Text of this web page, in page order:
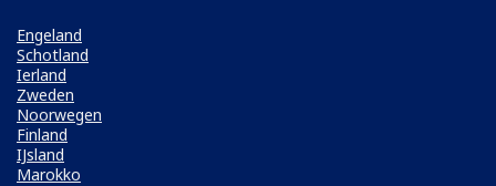
Engeland
Schotland
Ierland
Zweden
Noorwegen
Finland
IJsland
Marokko